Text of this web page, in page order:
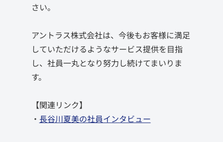
さい。
アントラス株式会社は、今後もお客様に満足
していただけるようなサービス提供を目指
し、社員一丸となり努力し続けてまいりま
す。
【関連リンク】
・ 長谷川夏美の社員インタビュー